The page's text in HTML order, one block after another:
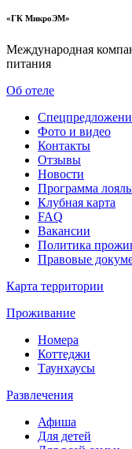
«ГК МикроЭМ»
Международная
питания
Об отеле
Фото и видео
Контакты
Отзывы
Новости
Программа
Клубная карта
FAQ
Вакансии
Политика
Правовые
Карта территории
Проживание
Номера
Коттеджи
Таунхаусы
Развлечения
Афиша
Для детей